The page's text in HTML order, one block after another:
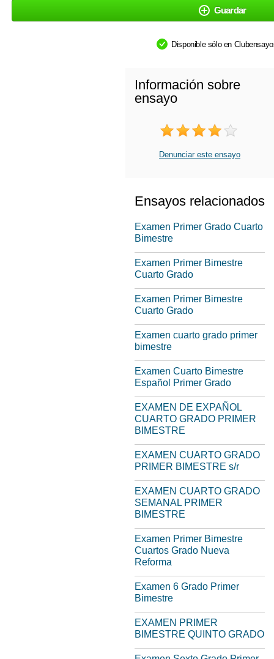
Guardar
Disponible sólo en
Información sobre
ensayo
Denunciar este ensayo
Ensayos relacionados
Examen Primer Grado Cuarto
Bimestre
Examen Primer Bimestre
Cuarto Grado
Examen Primer Bimestre
Cuarto Grado
Examen cuarto grado primer
bimestre
Examen Cuarto Bimestre
Español Primer Grado
EXAMEN DE EXPAÑOL
CUARTO GRADO PRIMER
BIMESTRE
EXAMEN CUARTO GRADO
PRIMER BIMESTRE s/r
EXAMEN CUARTO GRADO
SEMANAL PRIMER
BIMESTRE
Examen Primer Bimestre
Cuartos Grado Nueva
Reforma
Examen 6 Grado Primer
Bimestre
EXAMEN PRIMER
BIMESTRE QUINTO GRADO